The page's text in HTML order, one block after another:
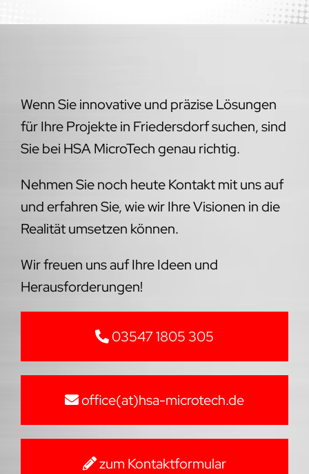
Wenn Sie innovative und präzise Lösungen
für Ihre Projekte in Friedersdorf suchen, sind
Sie bei HSA MicroTech genau richtig.
Nehmen Sie noch heute Kontakt mit uns auf
und erfahren Sie, wie wir Ihre Visionen in die
Realität umsetzen können.
Wir freuen uns auf Ihre Ideen und
Herausforderungen!
03547 1805 305
office(at)hsa-microtech.de
zum Kontaktformular